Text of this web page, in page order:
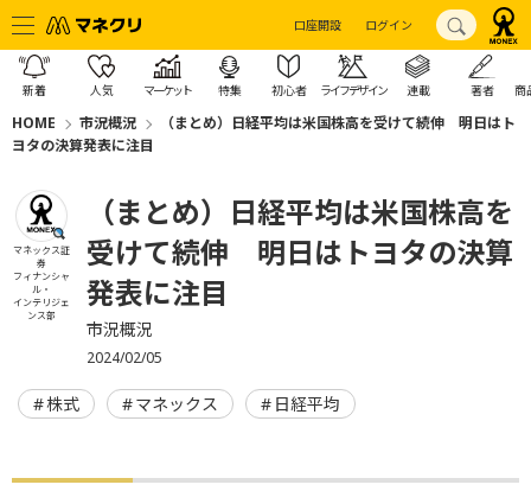
口座開設 ログイン
新着 人気 マーケット 特集 初心者 ライフデザイン 連載 著者 商
HOME 市況概況
（まとめ）日経平均は米国株高を受けて続伸 明日はト
ヨタの決算発表に注目
マネックス証
券
フィナンシャ
ル・
インテリジェ
ンス部
（まとめ）日経平均は米国株高を
受けて続伸 明日はトヨタの決算
発表に注目
市況概況
2024/02/05
株式 マネックス 日経平均